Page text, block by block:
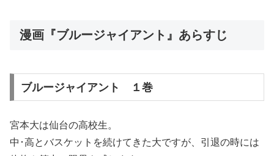
漫画『ブルージャイアント』あらすじ
ブルージャイアント １巻
宮本大は仙台の高校生。
中･高とバスケットを続けてきた大ですが、引退の時には